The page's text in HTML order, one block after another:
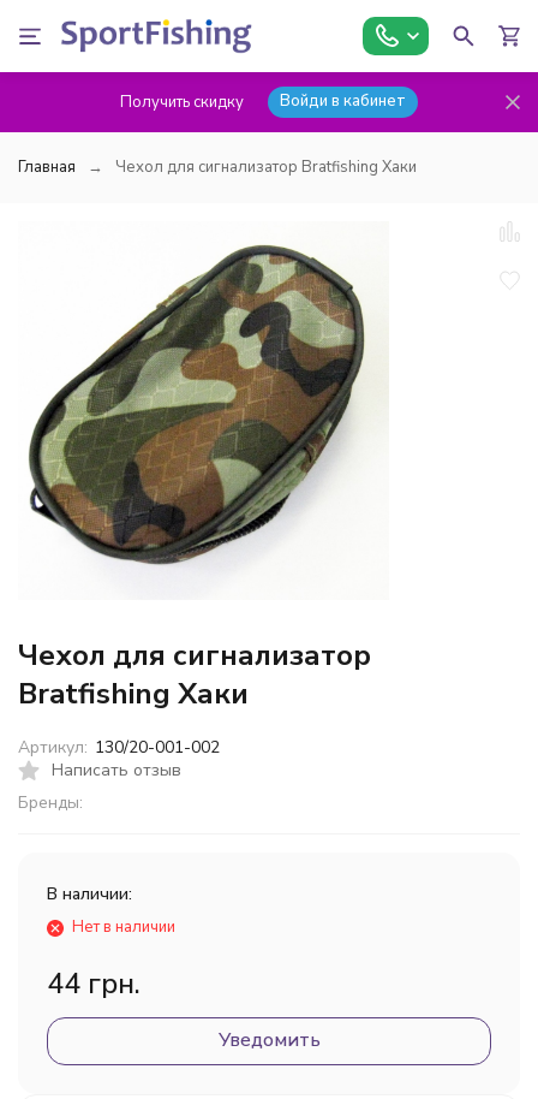
Получить скидку Войди в кабинет
Главная Чехол для сигнализатор Bratfishing Хаки
Чехол для сигнализатор
Bratfishing Хаки
Написать отзыв
Бренды:
Артикул: 130/20-001-002
В наличии:
Нет в наличии
44 грн.
Уведомить